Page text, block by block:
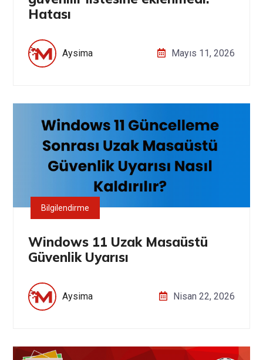
Hatası
Aysima Mayıs 11, 2026
Bilgilendirme
Windows 11 Uzak Masaüstü
Güvenlik Uyarısı
Aysima Nisan 22, 2026